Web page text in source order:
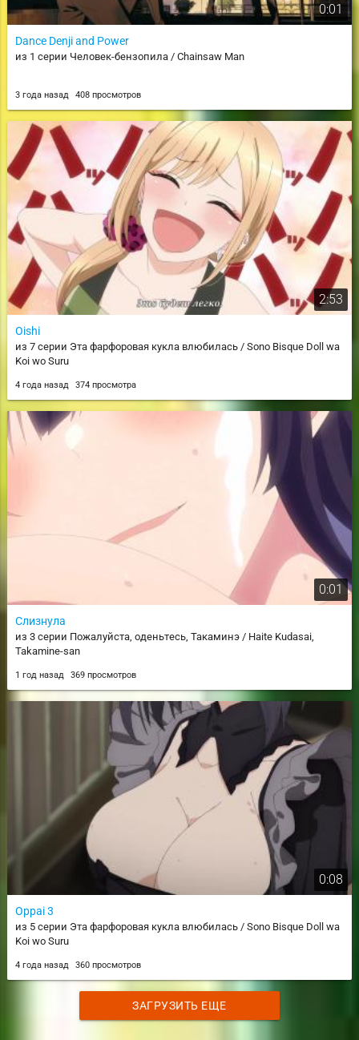
0:01
Dance Denji and Power
из 1 серии Человек-бензопила / Chainsaw Man
3 года назад 408 просмотров
2:53
Oishi
из 7 серии Эта фарфоровая кукла влюбилась / Sono Bisque Doll wa
Koi wo Suru
4 года назад 374 просмотра
0:01
Слизнула
из 3 серии Пожалуйста, оденьтесь, Такаминэ / Haite Kudasai,
Takamine-san
1 год назад 369 просмотров
0:08
Oppai 3
из 5 серии Эта фарфоровая кукла влюбилась / Sono Bisque Doll wa
Koi wo Suru
4 года назад 360 просмотров
ЗАГРУЗИТЬ ЕЩЕ